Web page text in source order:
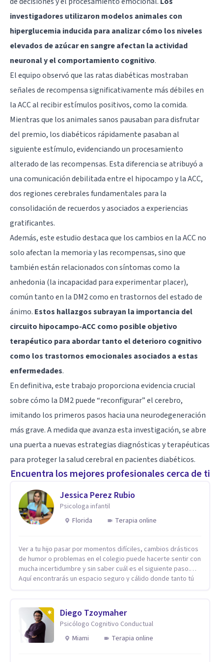
investigadores utilizaron modelos animales con
hiperglucemia inducida para analizar cómo los niveles
elevados de azúcar en sangre afectan la actividad
neuronal y el comportamiento cognitivo.
El equipo observó que las ratas diabéticas mostraban
señales de recompensa significativamente más débiles en
la ACC al recibir estímulos positivos, como la comida.
Mientras que los animales sanos pausaban para disfrutar
del premio, los diabéticos rápidamente pasaban al
siguiente estímulo, evidenciando un procesamiento
alterado de las recompensas. Esta diferencia se atribuyó a
una comunicación debilitada entre el hipocampo y la ACC,
dos regiones cerebrales fundamentales para la
consolidación de recuerdos y asociados a experiencias
gratificantes.
Además, este estudio destaca que los cambios en la ACC no
solo afectan la memoria y las recompensas, sino que
también están relacionados con síntomas como la
anhedonia (la incapacidad para experimentar placer),
común tanto en la DM2 como en trastornos del estado de
ánimo. Estos hallazgos subrayan la importancia del
circuito hipocampo-ACC como posible objetivo
terapéutico para abordar tanto el deterioro cognitivo
como los trastornos emocionales asociados a estas
enfermedades.
En definitiva, este trabajo proporciona evidencia crucial
sobre cómo la DM2 puede “reconfigurar” el cerebro,
imitando los primeros pasos hacia una neurodegeneración
más grave. A medida que avanza esta investigación, se abre
una puerta a nuevas estrategias diagnósticas y terapéuticas
para proteger la salud cerebral en pacientes diabéticos.
Encuentra los mejores profesionales cerca de ti
Jessica Perez Rubio
Psicologa infantil
Florida
Terapia online
Ver a tu hijo pasar por momentos difíciles, cambios drásticos
de humor o problemas en el colegio puede hacerte sentir con
mucha incertidumbre y sin saber cuál es el siguiente paso.
Aquí encontrarás un espacio seguro y cálido donde tanto tú
casa. Me especializo en guiar a familias a través de
herramientas prácticas y dinámicas adaptadas a la edad de
cada menor, dejando de lado las etiquetas y los tecnicismos.
Mi forma de trabajar se centra en entender las emociones
Diego Tzoymaher
Psicólogo Cognitivo Conductual
Miami
Terapia online